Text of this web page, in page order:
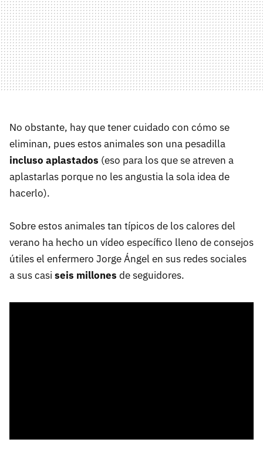
No obstante, hay que tener cuidado con cómo se
eliminan, pues estos animales son una pesadilla
incluso aplastados (eso para los que se atreven a
aplastarlas porque no les angustia la sola idea de
hacerlo).
Sobre estos animales tan típicos de los calores del
verano ha hecho un vídeo específico lleno de consejos
útiles el enfermero Jorge Ángel en sus redes sociales
a sus casi seis millones de seguidores.